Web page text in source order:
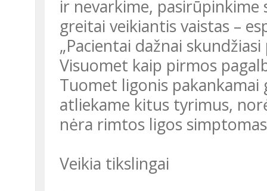
ir nevarkime, pasirūpinkime
greitai veikiantis vaistas –
„Pacientai dažnai
Visuomet kaip pirmos
Tuomet ligonis
atliekame kitus tyrimus,
nėra rimtos ligos
Veikia tikslingai